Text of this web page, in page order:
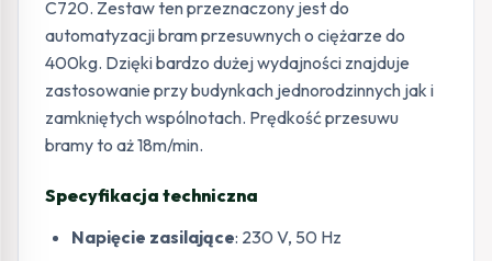
C720. Zestaw ten przeznaczony jest do
automatyzacji bram przesuwnych o ciężarze do
400kg. Dzięki bardzo dużej wydajności znajduje
zastosowanie przy budynkach jednorodzinnych jak i
zamkniętych wspólnotach. Prędkość przesuwu
bramy to aż 18m/min.
Specyfikacja techniczna
Napięcie zasilające: 230 V, 50 Hz